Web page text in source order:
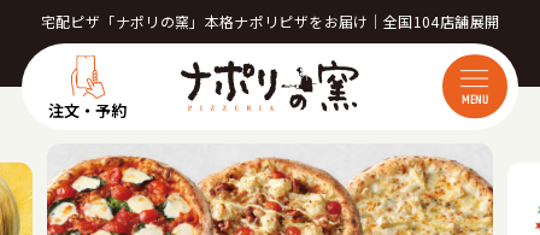
宅配ピザ「ナポリの窯」本格ナポリピザをお届け｜全国104店舗展開
注文・予約 MENU